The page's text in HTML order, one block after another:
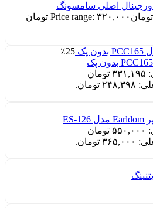
اصلی سامسونگ
تومان
Price range: ۳۲۰,۰۰۰ تومان
٪25
قیمت اصلی: ۳۳۱,۱۹۵ تومان
تومان.
قیمت اصلی: ۵۵۰,۰۰۰ تومان
تومان.